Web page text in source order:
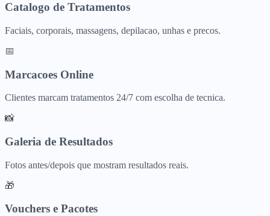
Catalogo de Tratamentos
Faciais, corporais, massagens, depilacao, unhas e precos.
📅
Marcacoes Online
Clientes marcam tratamentos 24/7 com escolha de tecnica.
📸
Galeria de Resultados
Fotos antes/depois que mostram resultados reais.
🎁
Vouchers e Pacotes